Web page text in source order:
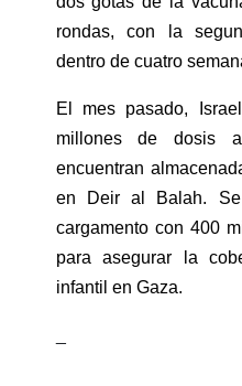
rondas, con la
dentro de cuatro
El mes pasado,
millones de dosis
encuentran
en Deir al Balah.
cargamento con 400
para asegurar la
infantil en Gaza.